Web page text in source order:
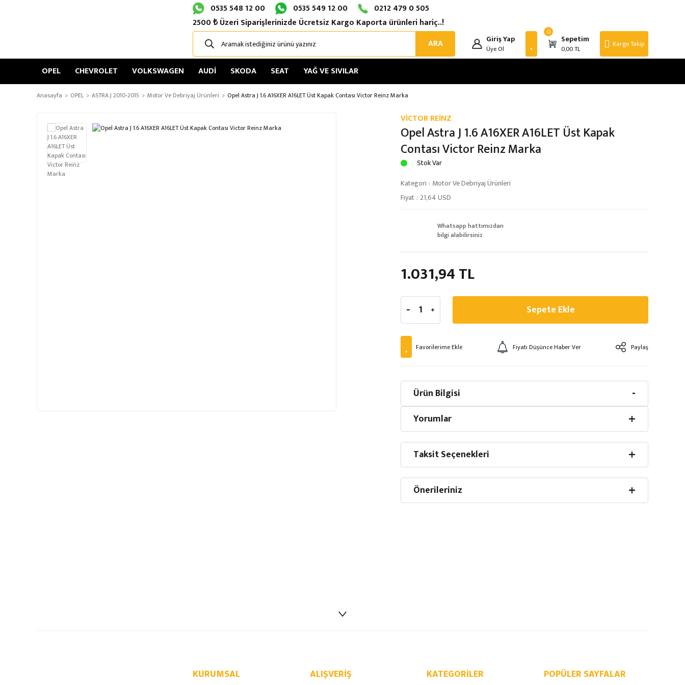
0535 548 12 00 0535 549 12 00
0212 479 0 505
2500 ₺ Üzeri Siparişlerinizde Ücretsiz Kargo Kaporta ürünleri hariç..!
ARA
Giriş Yap
Üye Ol
Sepetim
0,00 TL
0
Kargo Takip
OPEL CHEVROLET VOLKSWAGEN AUDİ SKODA SEAT YAĞ VE SIVILAR
Anasayfa OPEL ASTRA J 2010-2015 Motor Ve Debriyaj Ürünleri Opel Astra J 1.6 A16XER A16LET Üst Kapak Contası Victor Reinz Marka
VİCTOR REİNZ
Opel Astra J 1.6 A16XER A16LET Üst Kapak
Contası Victor Reinz Marka
Stok Var
Kategori Motor Ve Debriyaj Ürünleri
Fiyat 21,64 USD
Whatsapp hattımızdan
bilgi alabilirsiniz
1.031,94 TL
Sepete Ekle
Fiyatı Düşünce Haber Ver Paylaş
Ürün Bilgisi
Yorumlar
Taksit Seçenekleri
Önerileriniz
KURUMSAL ALIŞVERIŞ KATEGORILER POPÜLER SAYFALAR